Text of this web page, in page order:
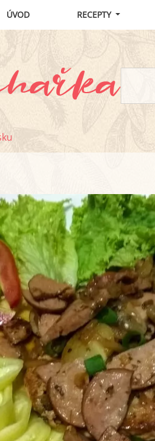
ÚVOD RECEPTY